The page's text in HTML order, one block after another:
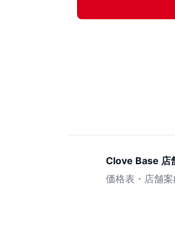
Clove Base 店
価格表・店舗